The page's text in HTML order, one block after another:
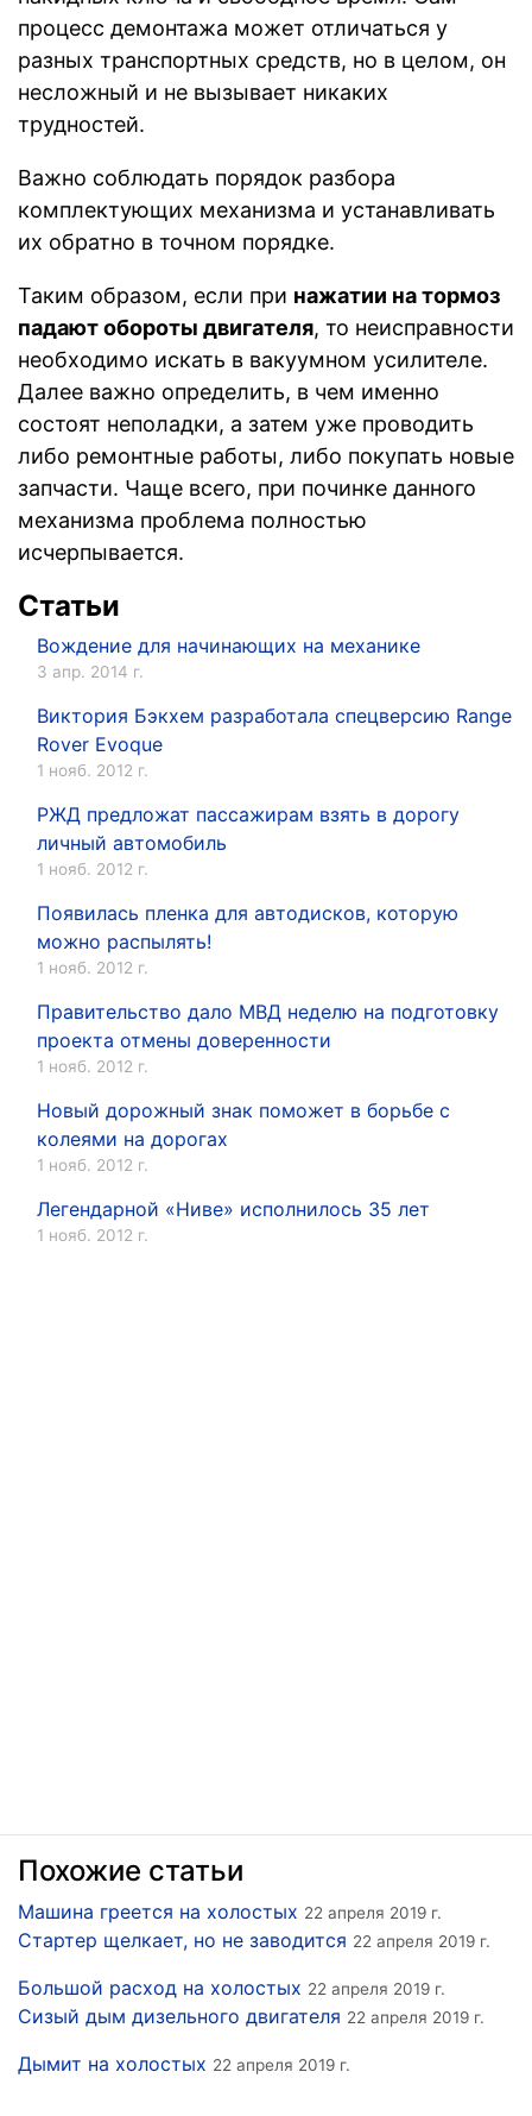
процесс демонтажа может отличаться у
разных транспортных средств, но в целом, он
несложный и не вызывает никаких
трудностей.
Важно соблюдать порядок разбора
комплектующих механизма и устанавливать
их обратно в точном порядке.
Таким образом, если при нажатии на тормоз
падают обороты двигателя, то неисправности
необходимо искать в вакуумном усилителе.
Далее важно определить, в чем именно
состоят неполадки, а затем уже проводить
либо ремонтные работы, либо покупать новые
запчасти. Чаще всего, при починке данного
механизма проблема полностью
исчерпывается.
Статьи
Вождение для начинающих на механике
3 апр. 2014 г.
Виктория Бэкхем разработала спецверсию Range
Rover Evoque
1 нояб. 2012 г.
РЖД предложат пассажирам взять в дорогу
личный автомобиль
1 нояб. 2012 г.
Появилась пленка для автодисков, которую
можно распылять!
1 нояб. 2012 г.
Правительство дало МВД неделю на подготовку
проекта отмены доверенности
1 нояб. 2012 г.
Новый дорожный знак поможет в борьбе с
колеями на дорогах
1 нояб. 2012 г.
Легендарной «Ниве» исполнилось 35 лет
1 нояб. 2012 г.
Похожие статьи
Машина греется на холостых 22 апреля 2019 г.
Стартер щелкает, но не заводится 22 апреля 2019 г.
Большой расход на холостых 22 апреля 2019 г.
Сизый дым дизельного двигателя 22 апреля 2019 г.
Дымит на холостых 22 апреля 2019 г.